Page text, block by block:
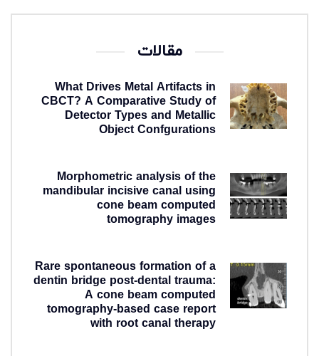
مقالات
What Drives Metal Artifacts in
CBCT? A Comparative Study of
Detector Types and Metallic
Object Confgurations
Morphometric analysis of the
mandibular incisive canal using
cone beam computed
tomography images
Rare spontaneous formation of a
dentin bridge post-dental trauma:
A cone beam computed
tomography-based case report
with root canal therapy